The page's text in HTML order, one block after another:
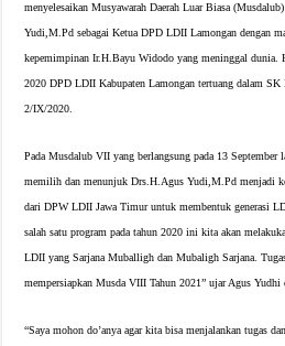
menyelesaikan Musyawarah Daerah Luar Biasa
Yudi,M.Pd sebagai Ketua DPD LDII Lamongan dengan
kepemimpinan Ir.H.Bayu Widodo yang meninggal dunia.
2020 DPD LDII Kabupaten Lamongan tertuang dalam
2/IX/2020.
Pada Musdalub VII yang berlangsung pada 13 September
memilih dan menunjuk Drs.H.Agus Yudi,M.Pd menjadi
dari DPW LDII Jawa Timur untuk membentuk generasi
salah satu program pada tahun 2020 ini kita akan
LDII yang Sarjana Muballigh dan Mubaligh Sarjana.
mempersiapkan Musda VIII Tahun 2021” ujar Agus
“Saya mohon do’anya agar kita bisa menjalankan tugas